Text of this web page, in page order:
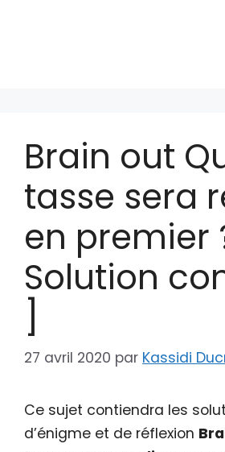
Brain out
tasse sera
en premier
Solution
27 avril 2020 par Kassidi
Ce sujet contiendra les
d’énigme et de réflexion